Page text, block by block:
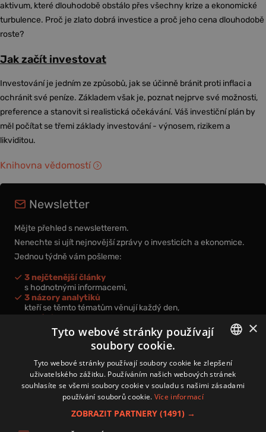
aktivum, které dlouhodobě obstálo přes všechny krize a ekonomické
turbulence. Proč je zlato dobrá investice a proč jeho cena dlouhodobě
roste?
Jak začít investovat
Investování je jedním ze způsobů, jak se účinně bránit proti inflaci a
ochránit své peníze. Základem však je, poznat nejprve své možnosti,
preference a stanovit si realistická očekávání. Váš investiční plán by
měl počítat se třemi základy investování - výnosem, rizikem a
likviditou.
Knihovna vědomostí
Newsletter
Mějte přehled s newsletterem.
Nenechte si ujít nejnovější zprávy o investicích a ekonomice.
Jednou týdně vám pošleme:
3 nejčtenější články
s hodnotnými informacemi,
3 názory analytiků
kteří se těmto tématům věnují každý den,
nová videa a podcasty
k prohloubení vašich znalostí.
Přihlášením k newsletteru vyjadřujete svůj souhlas spodmínkami
zpracování osobních údajů.
CZECH
×
Tyto webové stránky používají
soubory cookie.
Tyto webové stránky používají soubory cookie ke zlepšení
uživatelského zážitku. Používáním našich webových stránek
souhlasíte se všemi soubory cookie v souladu s našimi zásadami
používání souborů cookie. Více informací
ZOBRAZIT PARTNERY (1491) →